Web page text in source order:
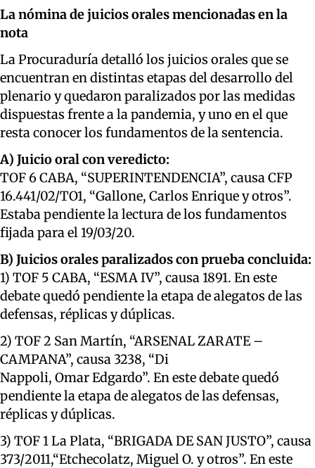
La nómina de juicios orales mencionadas en la
nota
La Procuraduría detalló los juicios orales que se
encuentran en distintas etapas del desarrollo del
plenario yquedaron paralizados por las medidas
dispuestas frente a la pandemia, y uno en el que
resta conocer los fundamentos de la sentencia.
A) Juicio oral con veredicto:
TOF 6 CABA, “SUPERINTENDENCIA”, causa CFP
16.441/02/TO1, “Gallone, Carlos Enrique y otros”.
Estaba pendiente la lectura de los fundamentos
fijada para el 19/03/20.
B) Juicios orales paralizados con prueba concluida:
1) TOF 5 CABA, “ESMA IV”, causa 1891. En este
debate quedó pendiente la etapa de alegatos de las
defensas, réplicas y dúplicas.
2) TOF 2 San Martín, “ARSENAL ZARATE –
CAMPANA”, causa 3238, “Di
Nappoli, Omar Edgardo”. En este debate quedó
pendiente la etapa de alegatos de las defensas,
réplicas y dúplicas.
3) TOF 1 La Plata, “BRIGADA DE SAN JUSTO”, causa
373/2011,“Etchecolatz, Miguel O. y otros”. En este